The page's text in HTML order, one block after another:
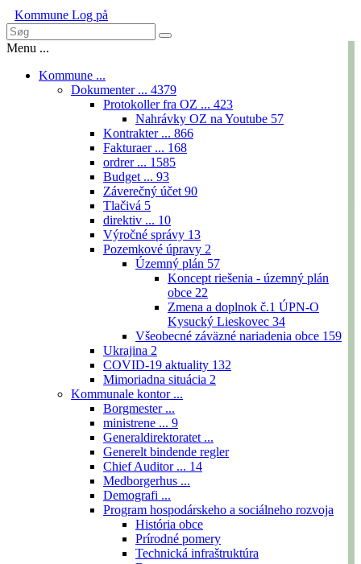
Kommune Log på
Menu ...
Kommune ...
Dokumenter ... 4379
Protokoller fra OZ ... 423
Nahrávky OZ na Youtube 57
Kontrakter ... 866
Fakturaer ... 168
ordrer ... 1585
Budget ... 93
Záverečný účet 90
Tlačivá 5
direktiv ... 10
Výročné správy 13
Pozemkové úpravy 2
Územný plán 57
Koncept riešenia - územný plán
obce 22
Zmena a doplnok č.1 ÚPN-O
Kysucký Lieskovec 34
Všeobecné záväzné nariadenia obce 159
Ukrajina 2
COVID-19 aktuality 132
Mimoriadna situácia 2
Kommunale kontor ...
Borgmester ...
ministrene ... 9
Generaldirektoratet ...
Generelt bindende regler
Chief Auditor ... 14
Medborgerhus ...
Demografi ...
Program hospodárskeho a sociálneho rozvoja
História obce
Prírodné pomery
Technická infraštruktúra